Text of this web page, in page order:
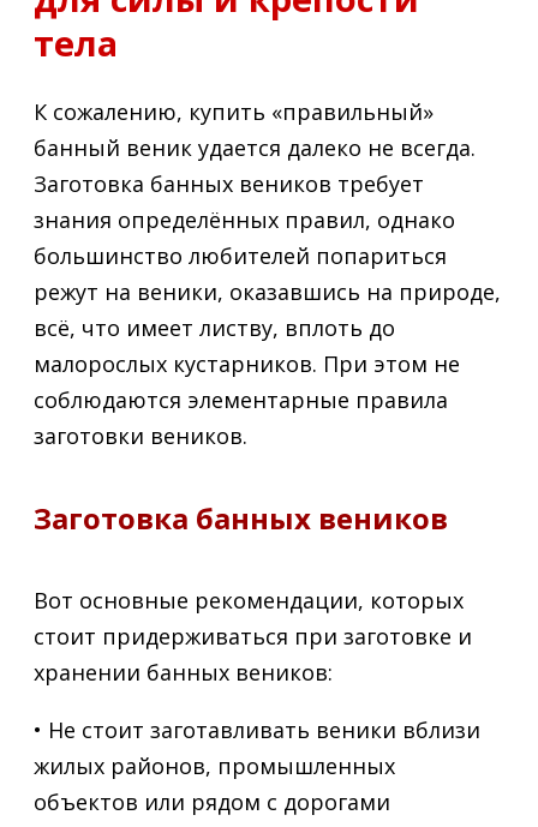
тела
К сожалению, купить «правильный»
банный веник удается далеко не всегда.
Заготовка банных веников требует
знания определённых правил, однако
большинство любителей попариться
режут на веники, оказавшись на природе,
всё, что имеет листву, вплоть до
малорослых кустарников. При этом не
соблюдаются элементарные правила
заготовки веников.
Заготовка банных веников
Вот основные рекомендации, которых
стоит придерживаться при заготовке и
хранении банных веников:
• Не стоит заготавливать веники вблизи
жилых районов, промышленных
объектов или рядом с дорогами